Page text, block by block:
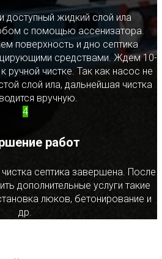
доступный жидкий слой ила
с помощью ассенизатора.
поверхность и дно септика
средствами. Ждем 10-
ручной чистке. Так как насос не
слой ила, дальнейшая чистка
вручную.
4
работ
септика завершена. После
дополнительные услуги такие
люков, бетонирование и
др.